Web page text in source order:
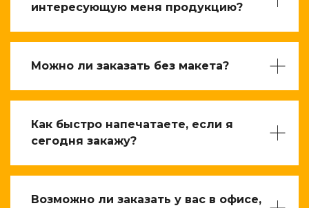
интересующую меня продукцию?
Можно ли заказать без макета?
Как быстро напечатаете, если я
сегодня закажу?
Возможно ли заказать у вас в офисе,